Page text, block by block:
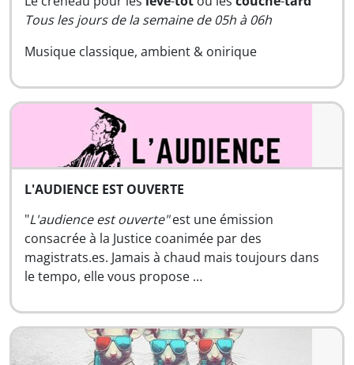
Tous les jours de la semaine de 05h à 06h
Musique classique, ambient & onirique
L'AUDIENCE EST OUVERTE
"L'audience est ouverte"est une émission
consacrée à la Justice coanimée par des
magistrats.es. Jamais à chaud mais toujours dans
le tempo, elle vous propose …